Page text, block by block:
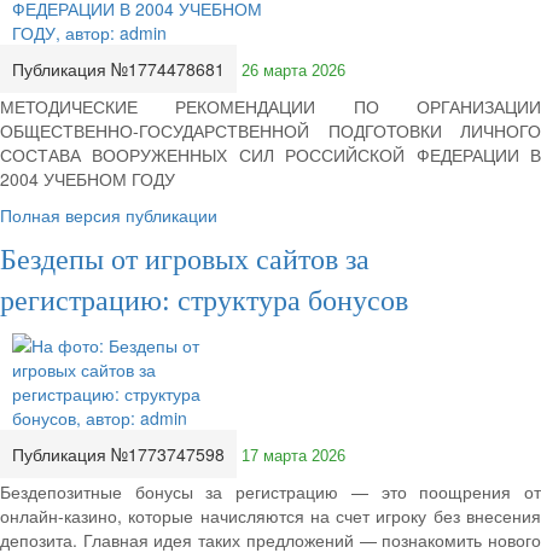
Публикация №1774478681 26 марта 2026
МЕТОДИЧЕСКИЕ РЕКОМЕНДАЦИИ ПО ОРГАНИЗАЦИИ
ОБЩЕСТВЕННО-ГОСУДАРСТВЕННОЙ ПОДГОТОВКИ ЛИЧНОГО
СОСТАВА ВООРУЖЕННЫХ СИЛ РОССИЙСКОЙ ФЕДЕРАЦИИ В
2004 УЧЕБНОМ ГОДУ
Полная версия публикации
Бездепы от игровых сайтов за
регистрацию: структура бонусов
Публикация №1773747598 17 марта 2026
Бездепозитные бонусы за регистрацию — это поощрения от
онлайн-казино, которые начисляются на счет игроку без внесения
депозита. Главная идея таких предложений — познакомить нового